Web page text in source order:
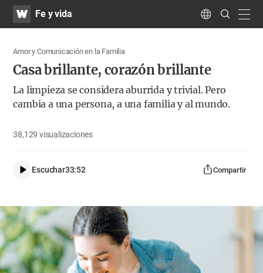
WATVFe y vida Language
Search
Submit
Amor y Comunicación en la Familia
Casa brillante, corazón brillante
La limpieza se considera aburrida y trivial. Pero
cambia a una persona, a una familia y al mundo.
38,129visualizaciones
Escuchar33:52 Compartir